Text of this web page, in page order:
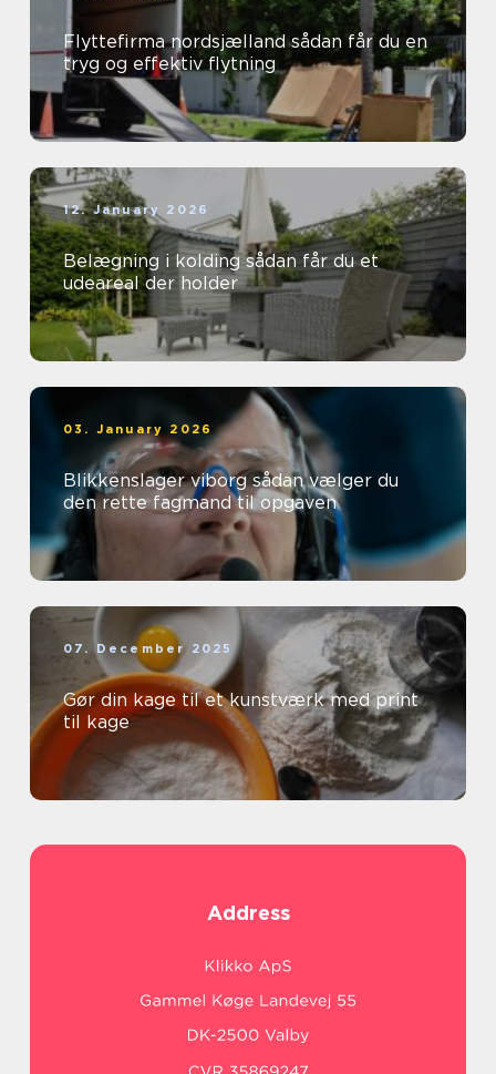
Flyttefirma nordsjælland sådan får du en
tryg og effektiv flytning
12. January 2026
Belægning i kolding sådan får du et
udeareal der holder
03. January 2026
Blikkenslager viborg sådan vælger du
den rette fagmand til opgaven
07. December 2025
Gør din kage til et kunstværk med print
til kage
Address